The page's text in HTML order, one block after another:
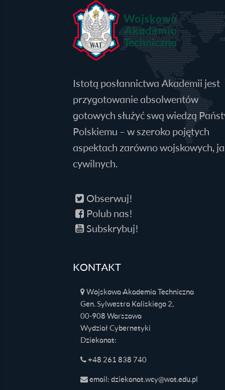
Istotą posłannictwa Akademii jest
przygotowanie absolwentów
gotowych służyć swą wiedzą
Polskiemu – w szeroko pojętych
aspektach zarówno wojskowych,
cywilnych.
Obserwuj!
Polub nas!
Subskrybuj!
KONTAKT
Wojskowa Akademia Techniczna
Gen. Sylwestra Kaliskiego 2,
00-908 Warszawa
Wydział Cybernetyki
Dziekanat:
+48 261 838 740
email: dziekanat.wcy@wat.edu.pl